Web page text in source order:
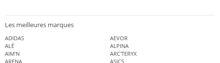
Les meilleures marques
ADIDAS
AEVOR
ALÉ
ALPINA
AIM'N
ARC'TERYX
ARENA
ASICS